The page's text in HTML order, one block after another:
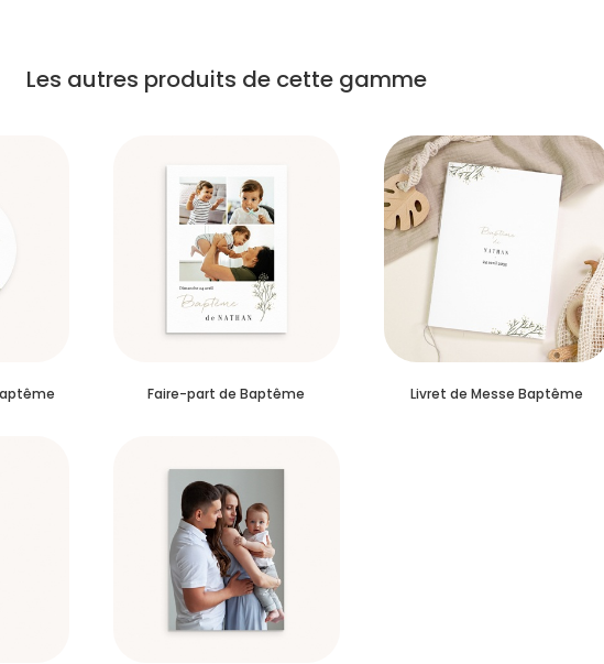
Les autres produits de cette gamme
Faire-part de Baptême Livret de Messe Baptême